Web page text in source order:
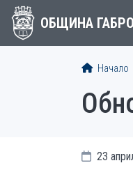
ОБЩИНА
Начало
23